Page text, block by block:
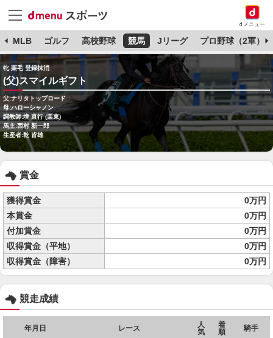
dメニュー
MLB ゴルフ 高校野球 競馬 Jリーグ プロ野球（2軍）
牝 栗毛 登録抹消
(父)スマイルギフト
父:ナリタトップロード
母:ハローシャノン
調教師:境 直行 (栗東)
馬主:西村 新一郎
生産者:乾 皆雄
賞金
獲得賞金
0万円
本賞金
0万円
付加賞金
0万円
収得賞金（平地）
0万円
収得賞金（障害）
0万円
競走成績
年月日 レース
人
気
着
順
騎手